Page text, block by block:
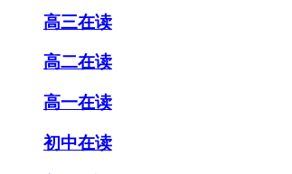
高三在读
高二在读
高一在读
初中在读